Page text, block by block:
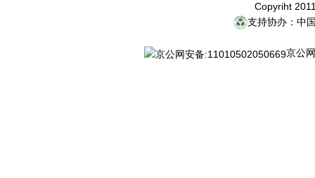
Copyriht
支持协办：中
京公